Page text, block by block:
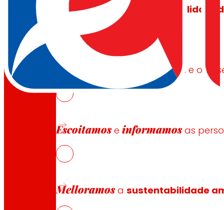
Xeramos riqueza local
Promovemos a satisfacción e o
Escoitamoseinformamosas
Melloramosasustentabilidade